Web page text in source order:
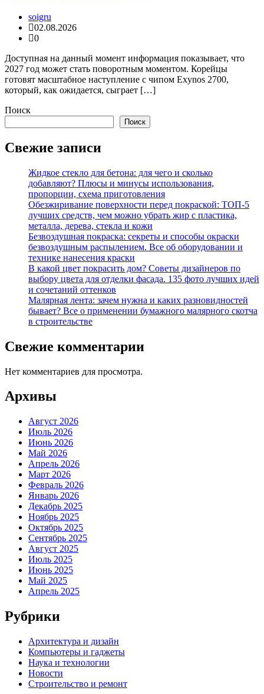
soigru
02.08.2026
0
Доступная на данный момент информация показывает, что
2027 год может стать поворотным моментом. Корейцы
готовят масштабное наступление с чипом Exynos 2700,
который, как ожидается, сыграет […]
Поиск
Поиск
Свежие записи
Жидкое стекло для бетона: для чего и сколько
добавляют? Плюсы и минусы использования,
пропорции, схема приготовления
Обезжиривание поверхности перед покраской: ТОП-5
лучших средств, чем можно убрать жир с пластика,
металла, дерева, стекла и кожи
Безвоздушная покраска: секреты и способы окраски
безвоздушным распылением. Все об оборудовании и
технике нанесения краски
В какой цвет покрасить дом? Советы дизайнеров по
выбору цвета для отделки фасада. 135 фото лучших идей
и сочетаний оттенков
Малярная лента: зачем нужна и каких разновидностей
бывает? Все о применении бумажного малярного скотча
в строительстве
Свежие комментарии
Нет комментариев для просмотра.
Архивы
Август 2026
Июль 2026
Июнь 2026
Май 2026
Апрель 2026
Март 2026
Февраль 2026
Январь 2026
Декабрь 2025
Ноябрь 2025
Октябрь 2025
Сентябрь 2025
Август 2025
Июль 2025
Июнь 2025
Май 2025
Апрель 2025
Рубрики
Архитектура и дизайн
Компьютеры и гаджеты
Наука и технологии
Новости
Строительство и ремонт